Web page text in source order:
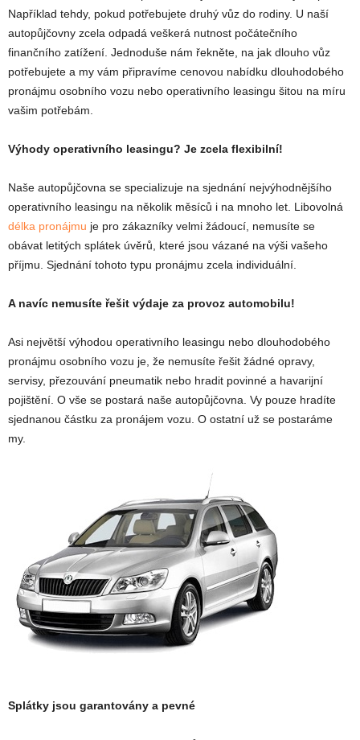
Například tehdy, pokud potřebujete druhý vůz do rodiny. U naší
autopůjčovny zcela odpadá veškerá nutnost počátečního
finančního zatížení. Jednoduše nám řekněte, na jak dlouho vůz
potřebujete a my vám připravíme cenovou nabídku dlouhodobého
pronájmu osobního vozu nebo operativního leasingu šitou na míru
vašim potřebám.
Výhody operativního leasingu? Je zcela flexibilní!
Naše autopůjčovna se specializuje na sjednání nejvýhodnějšího
operativního leasingu na několik měsíců i na mnoho let. Libovolná
délka pronájmu je pro zákazníky velmi žádoucí, nemusíte se
obávat letitých splátek úvěrů, které jsou vázané na výši vašeho
příjmu. Sjednání tohoto typu pronájmu zcela individuální.
A navíc nemusíte řešit výdaje za provoz automobilu!
Asi největší výhodou operativního leasingu nebo dlouhodobého
pronájmu osobního vozu je, že nemusíte řešit žádné opravy,
servisy, přezouvání pneumatik nebo hradit povinné a havarijní
pojištění. O vše se postará naše autopůjčovna. Vy pouze hradíte
sjednanou částku za pronájem vozu. O ostatní už se postaráme
my.
Splátky jsou garantovány a pevné